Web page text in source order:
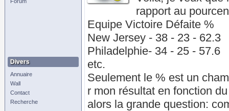
Divers
Annuaire
Wall
Contact
Recherche
rapport au
Equipe Victoire Défaite %
New Jersey - 38 - 23 - 62.3
Philadelphie- 34 - 25 - 57.6
etc.
Seulement le % est un
r mon résultat en fonction
alors la grande question: